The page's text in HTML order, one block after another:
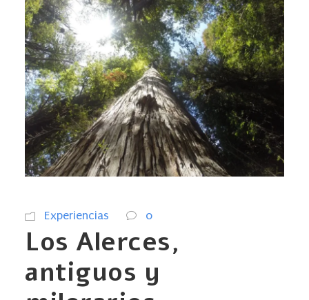
Experiencias 0
Los Alerces,
antiguos y